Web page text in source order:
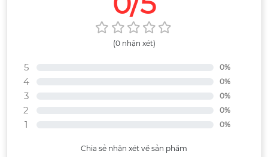
(0 nhận xét)
5 0%
4 0%
3 0%
2 0%
1 0%
Chia sẻ nhận xét về sản phẩm